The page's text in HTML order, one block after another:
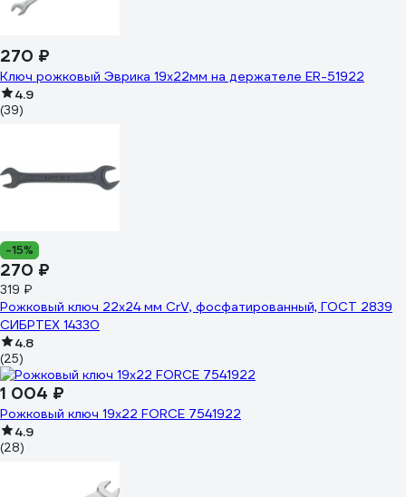
270 ₽
Ключ рожковый Эврика 19x22мм на держателе ER-51922
4.9
(39)
-15%
270 ₽
319 ₽
Рожковый ключ 22х24 мм CrV, фосфатированный, ГОСТ 2839
СИБРТЕХ 14330
4.8
(25)
1 004 ₽
Рожковый ключ 19х22 FORCE 7541922
4.9
(28)